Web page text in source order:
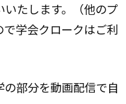
たします。（他のプ
学会クロークはご利
部分を動画配信で自